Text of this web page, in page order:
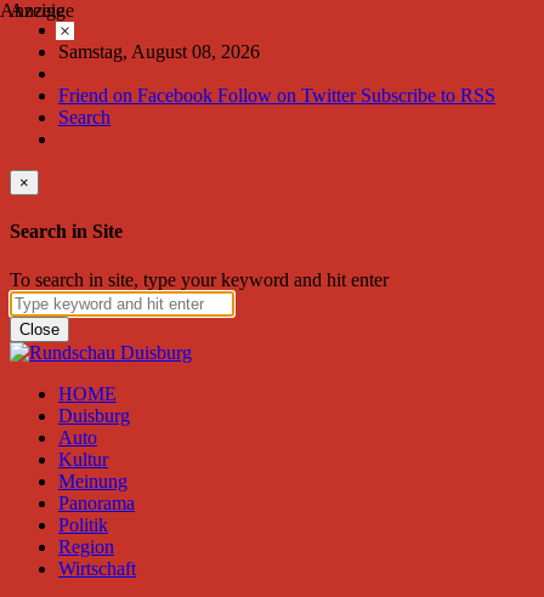
Samstag, August 08, 2026
Friend on Facebook Follow on Twitter Subscribe to RSS
Search
×
Search in Site
To search in site, type your keyword and hit enter
Close
HOME
Duisburg
Auto
Kultur
Meinung
Panorama
Politik
Region
Wirtschaft
Anzeige
×
Anzeige